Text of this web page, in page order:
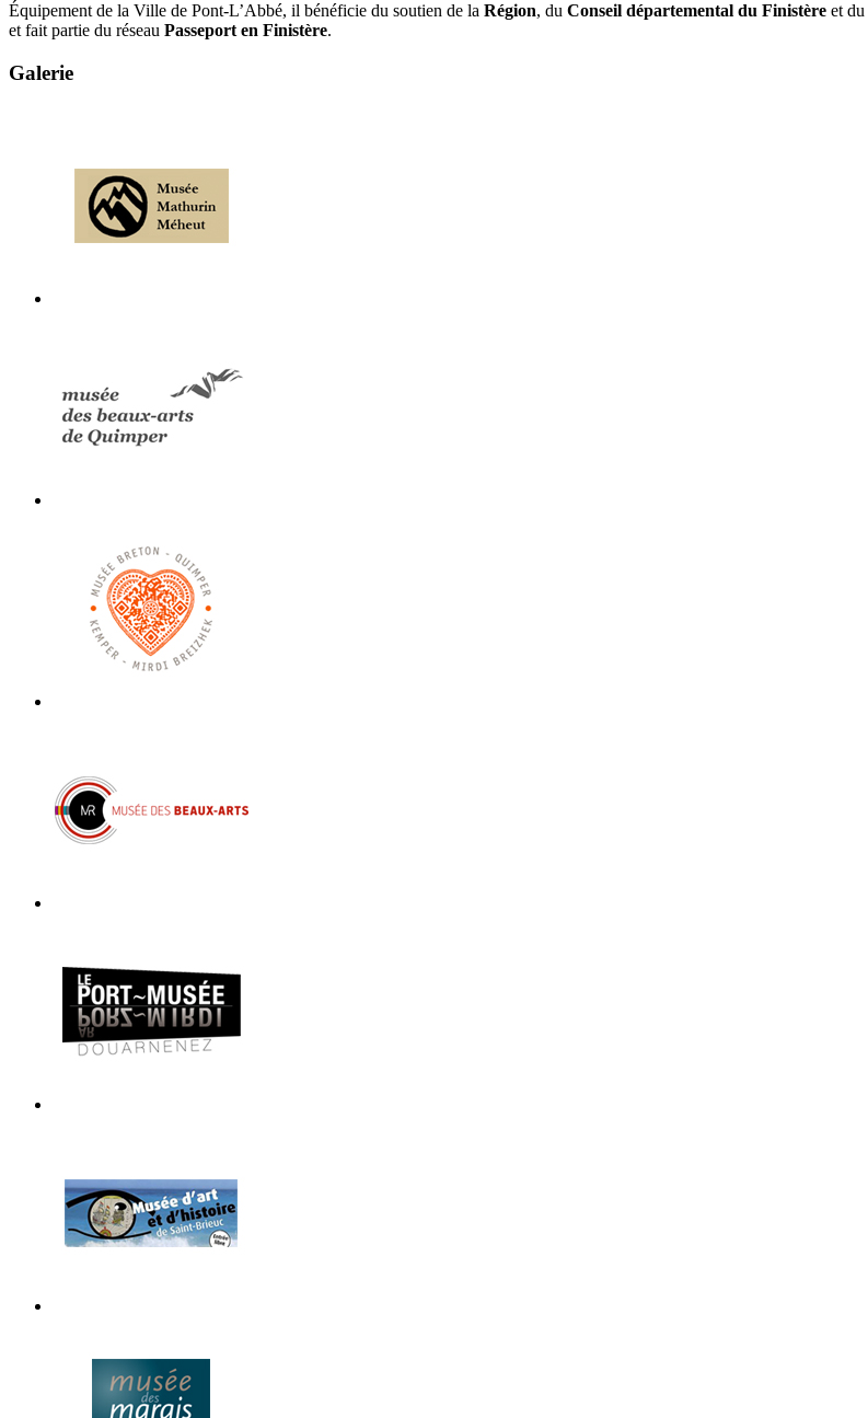
Équipement de la Ville de Pont-L’Abbé, il bénéficie du soutien de la Région, du Conseil départemental du Finistère et du
et fait partie du réseau Passeport en Finistère.
Galerie